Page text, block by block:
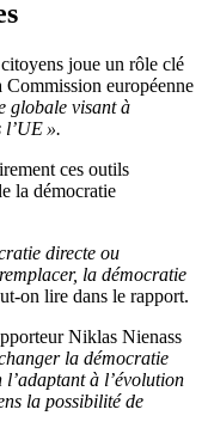
joue un rôle clé
Commission européenne
globale visant à
l’UE ».
ces outils
la démocratie
directe ou
la démocratie
on lire dans le rapport.
Niklas Nienass
la démocratie
à l’évolution
la possibilité de